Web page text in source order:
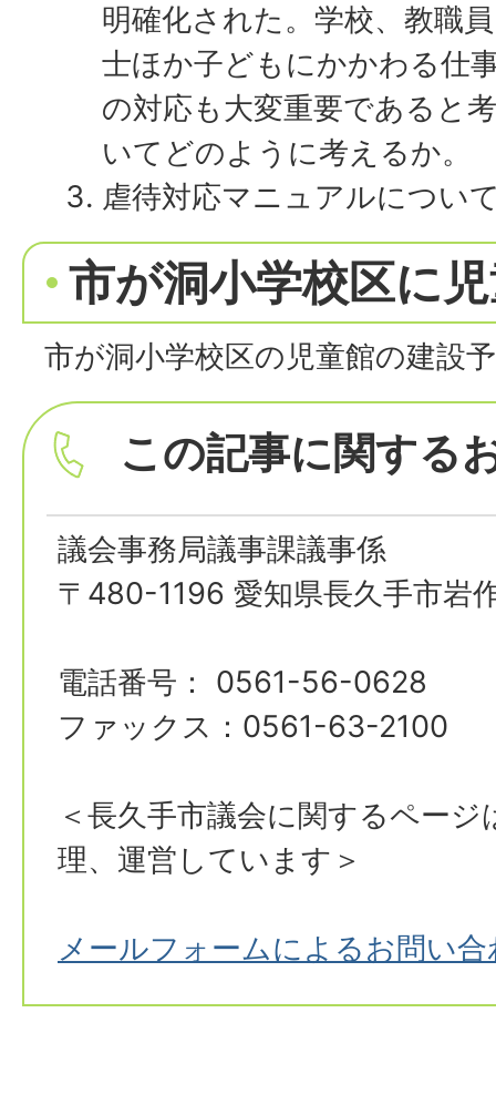
明確化された。学校、教職
士ほか子どもにかかわる仕
の対応も大変重要であると
いてどのように考えるか。
虐待対応マニュアルについ
市が洞小学校区に
市が洞小学校区の児童館の建設
この記事に関する
議会事務局議事課議事係
〒480-1196 愛知県長久手市岩
電話番号： 0561-56-0628
ファックス：0561-63-2100
＜長久手市議会に関するペー
理、運営しています＞
メールフォームによるお問い合